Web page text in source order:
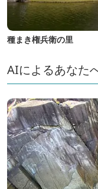
種まき権兵衛の里
AIによるあなた